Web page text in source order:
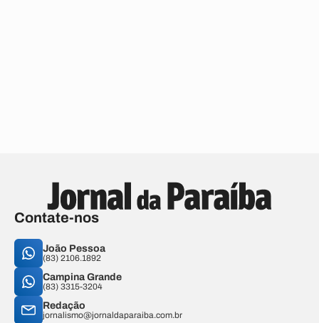
Contate-nos
João Pessoa
(83) 2106.1892
Campina Grande
(83) 3315-3204
Redação
jornalismo@jornaldaparaiba.com.br